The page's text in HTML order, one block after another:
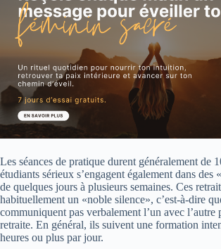
Les séances de pratique durent généralement de
étudiants sérieux s’engagent également dans des
de quelques jours à plusieurs semaines. Ces
habituellement un «noble silence», c’est-à-dire
communiquent pas verbalement l’un avec l’autre
retraite. En général, ils suivent une formation
heures ou plus par jour.